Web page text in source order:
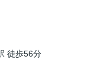
徒歩56分